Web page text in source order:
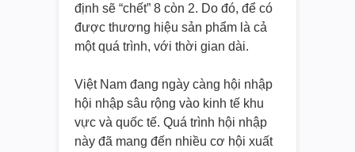
định sẽ “chết” 8 còn 2. Do đó, để có
được thương hiệu sản phẩm là cả
một quá trình, với thời gian dài.
Việt Nam đang ngày càng hội nhập
hội nhập sâu rộng vào kinh tế khu
vực và quốc tế. Quá trình hội nhập
này đã mang đến nhiều cơ hội xuất